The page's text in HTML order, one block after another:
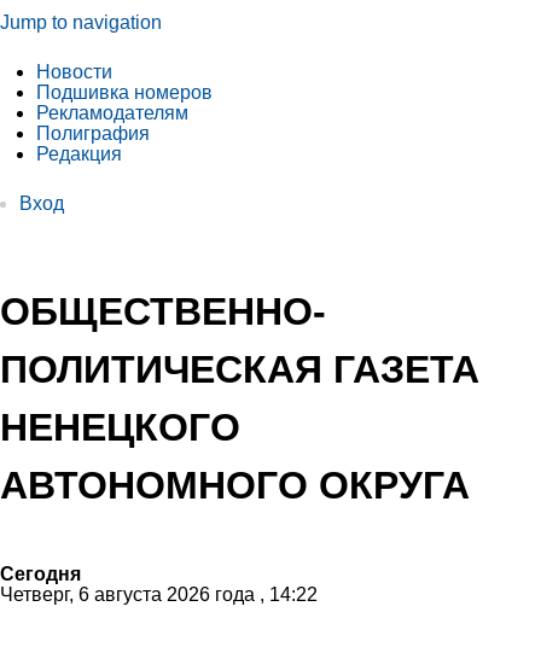
Jump to navigation
Новости
Подшивка номеров
Рекламодателям
Полиграфия
Редакция
Вход
ОБЩЕСТВЕННО-
ПОЛИТИЧЕСКАЯ ГАЗЕТА
НЕНЕЦКОГО
АВТОНОМНОГО ОКРУГА
Сегодня
Четверг, 6 августа 2026 года , 14:22